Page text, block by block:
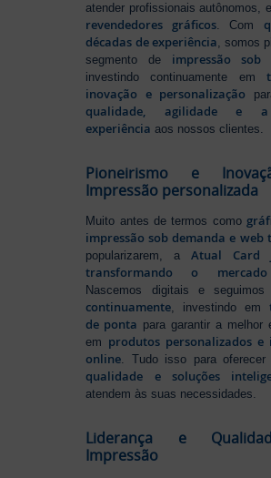
atender profissionais autônomos,
revendedores gráficos. Com
décadas de experiência, somos
segmento de impressão sob
investindo continuamente em
inovação e personalização
qualidade, agilidade e
experiência aos nossos clientes.
Pioneirismo e
Impressão personalizada
Muito antes de termos como
impressão sob demanda e web
popularizarem, aAtual Card
transformando o
Nascemos digitais e seguimos
continuamente , investindo em
de ponta para garantir a melhor
em produtos personalizados e
online . Tudo isso para oferecer
qualidade e soluções
atendem às suas necessidades.
Liderança e
Impressão